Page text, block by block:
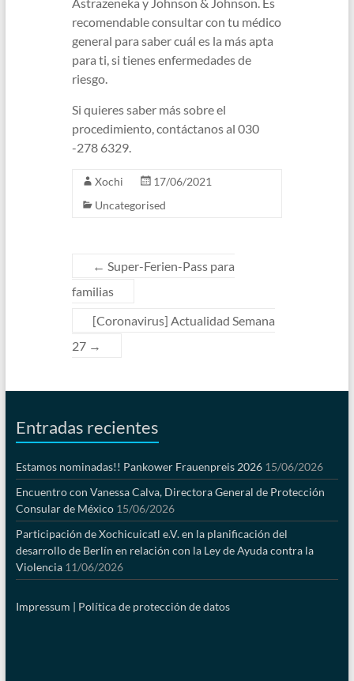
recomendable consultar con tu médico
general para saber cuál es la más apta
para ti, si tienes enfermedades de
riesgo.
Si quieres saber más sobre el
procedimiento, contáctanos al 030
-278 6329.
Xochi
17/06/2021
Uncategorised
← Super-Ferien-Pass para
familias
[Coronavirus] Actualidad Semana
27 →
Entradas recientes
Estamos nominadas!! Pankower Frauenpreis 2026 15/06/2026
Encuentro con Vanessa Calva, Directora General de Protección
Consular de México 15/06/2026
Participación de Xochicuicatl e.V. en la planificación del
desarrollo de Berlín en relación con la Ley de Ayuda contra la
Violencia 11/06/2026
Impressum | Política de protección de datos